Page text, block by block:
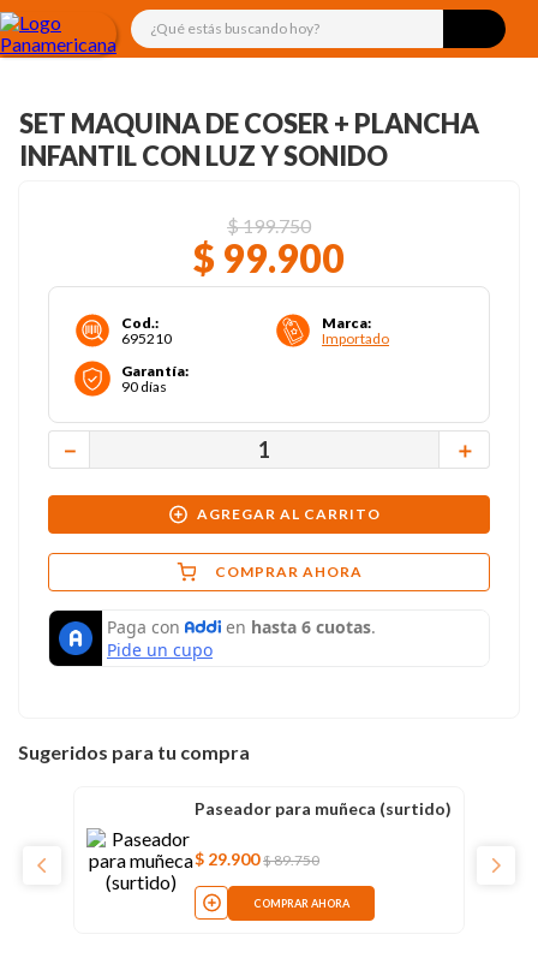
¿Qué estás buscando hoy?
SET MAQUINA DE COSER + PLANCHA
INFANTIL CON LUZ Y SONIDO
$199.750
$ 99.900
Cod.:
695210
Marca:
Importado
Garantía:
90 días
＋
－
AGREGAR AL CARRITO
COMPRAR AHORA
Sugeridos para tu compra
Paseador para muñeca (surtido)
$ 29.900 $89.750
COMPRAR AHORA